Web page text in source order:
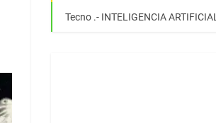
Tecno .- INTELIGENCIA ARTIFICIAL